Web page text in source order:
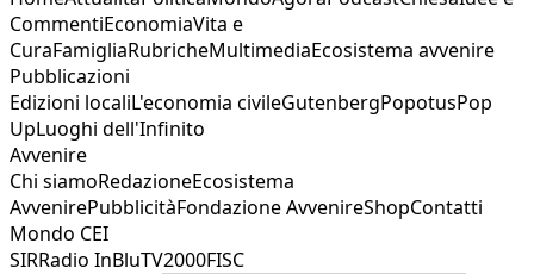
CommentiEconomiaVita e
CuraFamigliaRubricheMultimediaEcosistema avvenire
Pubblicazioni
Edizioni localiL'economia civileGutenbergPopotusPop
UpLuoghi dell'Infinito
Avvenire
Chi siamoRedazioneEcosistema
AvvenirePubblicitàFondazione AvvenireShopContatti
Mondo CEI
SIRRadio InBluTV2000FISC